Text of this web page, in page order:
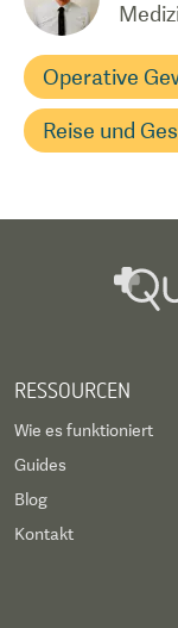
Operative
Reise und
RESSOURCEN
Wie es funktioniert
Guides
Blog
Kontakt